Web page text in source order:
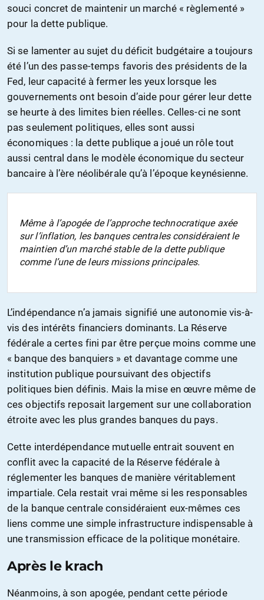
souci concret de maintenir un marché « règlementé »
pour la dette publique.
Si se lamenter au sujet du déficit budgétaire a toujours
été l’un des passe-temps favoris des présidents de la
Fed, leur capacité à fermer les yeux lorsque les
gouvernements ont besoin d’aide pour gérer leur dette
se heurte à des limites bien réelles. Celles-ci ne sont
pas seulement politiques, elles sont aussi
économiques : la dette publique a joué un rôle tout
aussi central dans le modèle économique du secteur
bancaire à l’ère néolibérale qu’à l’époque keynésienne.
Même à l’apogée de l’approche technocratique axée
sur l’inflation, les banques centrales considéraient le
maintien d’un marché stable de la dette publique
comme l’une de leurs missions principales.
L’indépendance n’a jamais signifié une autonomie vis-à-
vis des intérêts financiers dominants. La Réserve
fédérale a certes fini par être perçue moins comme une
« banque des banquiers » et davantage comme une
institution publique poursuivant des objectifs
politiques bien définis. Mais la mise en œuvre même de
ces objectifs reposait largement sur une collaboration
étroite avec les plus grandes banques du pays.
Cette interdépendance mutuelle entrait souvent en
conflit avec la capacité de la Réserve fédérale à
réglementer les banques de manière véritablement
impartiale. Cela restait vrai même si les responsables
de la banque centrale considéraient eux-mêmes ces
liens comme une simple infrastructure indispensable à
une transmission efficace de la politique monétaire.
Après le krach
Néanmoins, à son apogée, pendant cette période